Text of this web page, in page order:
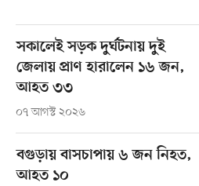
সকালেই সড়ক দুর্ঘটনায় দুই
জেলায় প্রাণ হারালেন ১৬ জন,
আহত ৩৩
০৭ আগস্ট ২০২৬
বগুড়ায় বাসচাপায় ৬ জন নিহত,
আহত ১০